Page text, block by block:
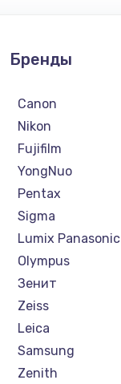
Бренды
Canon
Nikon
Fujifilm
YongNuo
Pentax
Sigma
Lumix Panasonic
Olympus
Зенит
Zeiss
Leica
Samsung
Zenith